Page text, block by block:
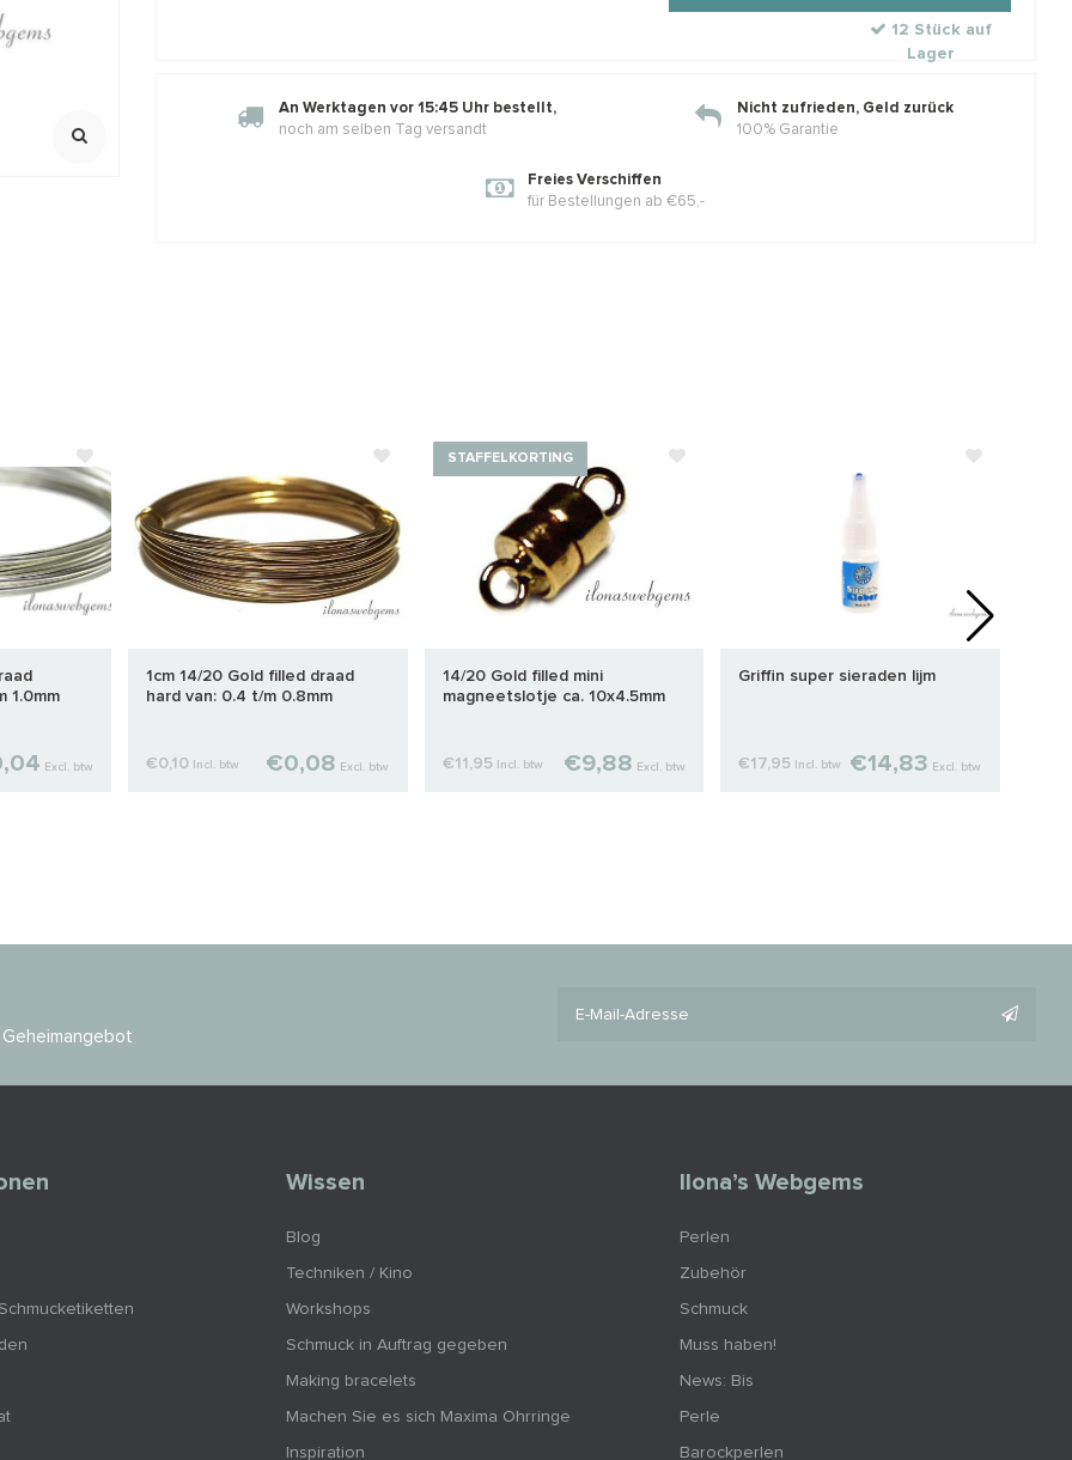
€2,36 Excl. btw
12 Stück auf
Lager
An Werktagen vor 15:45 Uhr bestellt,
noch am selben Tag versandt
Nicht zufrieden, Geld zurück
100% Garantie
Freies Verschiffen
für Bestellungen ab €65,-
1.0mm
Excl. btw
1cm 14/20 Gold filled draad
hard van: 0.4 t/m 0.8mm
€0,10 Incl. btw €0,08 Excl. btw
STAFFELKORTING
14/20 Gold filled mini
magneetslotje ca. 10x4.5mm
€11,95 Incl. btw €9,88 Excl. btw
Griffin super sieraden lijm
€17,95 Incl. btw €14,83 Excl. btw
Wissen
Blog
Techniken / Kino
Workshops
Schmuck in Auftrag gegeben
Making bracelets
Machen Sie es sich Maxima Ohrringe
Inspiration
Ilona’s Webgems
Perlen
Zubehör
Schmuck
Muss haben!
News: Bis
Perle
Barockperlen